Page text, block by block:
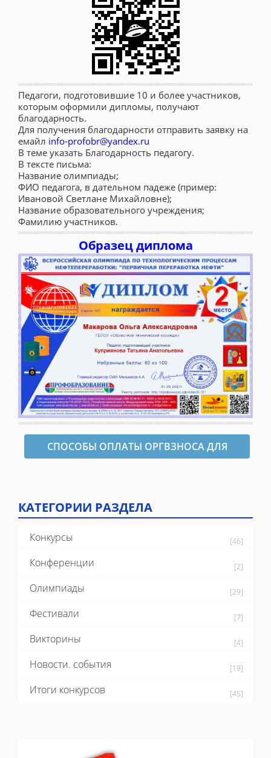
Педагоги, подготовившие 10 и более участников,
которым оформили дипломы, получают
благодарность.
Для получения благодарности отправить заявку на
емайл info-profobr@yandex.ru
В теме указать Благодарность педагогу.
В тексте письма:
Название олимпиады;
ФИО педагога, в дательном падеже (пример:
Ивановой Светлане Михайловне);
Название образовательного учреждения;
Фамилию участников.
Образец диплома
СПОСОБЫ ОПЛАТЫ ОРГВЗНОСА ДЛЯ
КАТЕГОРИИ РАЗДЕЛА
Конкурсы [46]
Конференции [2]
Олимпиады [29]
Фестивали [7]
Викторины [4]
Новости. события [19]
Итоги конкурсов [45]